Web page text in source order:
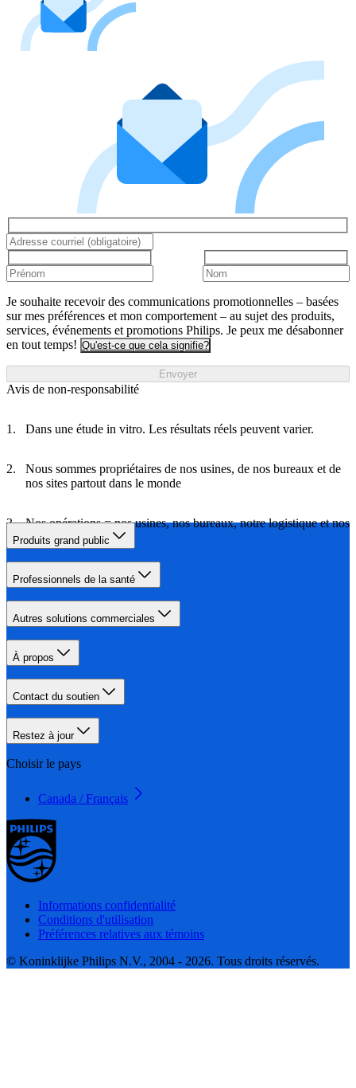
Je souhaite recevoir des communications promotionnelles – basées
sur mes préférences et mon comportement – au sujet des produits,
services, événements et promotions Philips. Je peux me désabonner
en tout temps! Qu'est-ce que cela signifie?
Envoyer
Avis de non-responsabilité
Dans une étude in vitro. Les résultats réels peuvent varier.
Nous sommes propriétaires de nos usines, de nos bureaux et de
nos sites partout dans le monde
Nos opérations = nos usines, nos bureaux, notre logistique et nos
déplacements
Produits grand public
Professionnels de la santé
Autres solutions commerciales
À propos
Contact du soutien
Restez à jour
Choisir le pays
Canada / Français
Informations confidentialité
Conditions d'utilisation
Préférences relatives aux témoins
© Koninklijke Philips N.V., 2004 - 2026. Tous droits réservés.